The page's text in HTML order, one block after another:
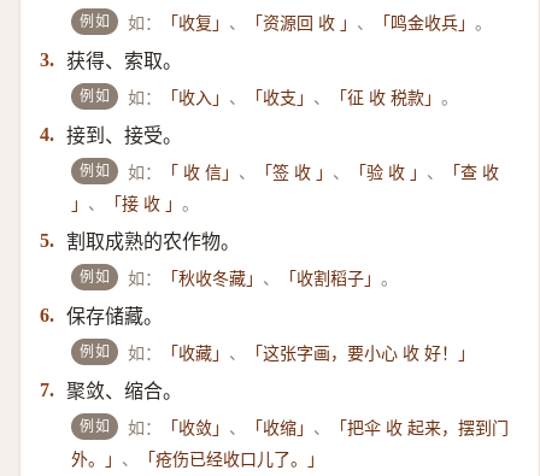
例如 如： 「收复」 、 「资源回 收 」 、 「鸣金收兵」。
3. 获得、索取。
例如 如： 「收入」 、 「收支」 、 「征 收 税款」。
4. 接到、接受。
例如 如： 「 收 信」 、 「签 收 」 、 「验 收 」 、
「查 收
」 、 「接 收 」 。
5. 割取成熟的农作物。
例如 如： 「秋收冬藏」 、 「收割稻子」。
6. 保存储藏。
例如 如： 「收藏」 、 「这张字画，要小心 收 好！」
7. 聚敛、缩合。
例如 如： 「收敛」 、 「收缩」 、
「把伞 收 起来，摆到门
外。」 、 「疮伤已经收口儿了。」